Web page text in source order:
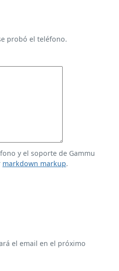
probó el teléfono.
y el soporte de Gammu
markdown markup.
el email en el próximo